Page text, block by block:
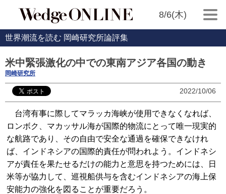
8/6(木)
世界潮流を読む 岡崎研究所論評集
米中緊張激化の中での東南アジア各国の動き
岡崎研究所
2022/10/06
台湾有事に際してマラッカ海峡が使用できなくなれば、
ロンボク、マカッサル海が国際的物流にとって唯一現実的
な航路であり、その自由で安全な通過を確保できなけれ
ば、インドネシアの国際的責任が問われよう。インドネシ
アが責任を果たせるだけの能力と意思を持つためには、日
米等が協力して、巡視船供与を含むインドネシアの海上保
安能力の強化を図ることが重要だろう。